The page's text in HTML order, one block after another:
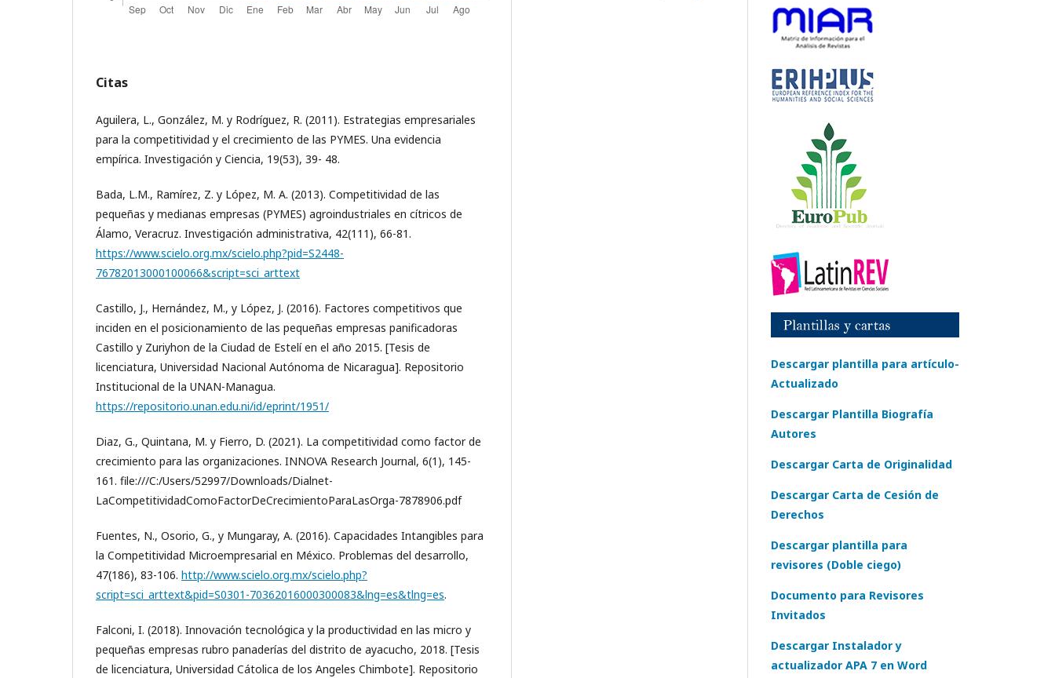
Citas
Aguilera, L., González, M. y Rodríguez, R. (2011). Estrategias empresariales
para la competitividad y el crecimiento de las PYMES. Una evidencia
empírica. Investigación y Ciencia, 19(53), 39- 48.
Bada, L.M., Ramírez, Z. y López, M. A. (2013). Competitividad de las
pequeñas y medianas empresas (PYMES) agroindustriales en cítricos de
Álamo, Veracruz. Investigación administrativa, 42(111), 66-81.
https://www.scielo.org.mx/scielo.php?pid=S2448-
76782013000100066&script=sci_arttext
Castillo, J., Hernández, M., y López, J. (2016). Factores competitivos que
inciden en el posicionamiento de las pequeñas empresas panificadoras
Castillo y Zuriyhon de la Ciudad de Estelí en el año 2015. [Tesis de
licenciatura, Universidad Nacional Autónoma de Nicaragua]. Repositorio
Institucional de la UNAN-Managua.
https://repositorio.unan.edu.ni/id/eprint/1951/
Diaz, G., Quintana, M. y Fierro, D. (2021). La competitividad como factor de
crecimiento para las organizaciones. INNOVA Research Journal, 6(1), 145-
161. file:///C:/Users/52997/Downloads/Dialnet-
LaCompetitividadComoFactorDeCrecimientoParaLasOrga-7878906.pdf
Fuentes, N., Osorio, G., y Mungaray, A. (2016). Capacidades Intangibles para
la Competitividad Microempresarial en México. Problemas del desarrollo,
47(186), 83-106. http://www.scielo.org.mx/scielo.php?
script=sci_arttext&pid=S0301-70362016000300083&lng=es&tlng=es.
Falconi, I. (2018). Innovación tecnológica y la productividad en las micro y
pequeñas empresas rubro panaderías del distrito de ayacucho, 2018. [Tesis
de licenciatura, Universidad Cátolica de los Angeles Chimbote]. Repositorio
Descargar plantilla para artículo-
Actualizado
Descargar Plantilla Biografía
Autores
Descargar Carta de Originalidad
Descargar Carta de Cesión de
Derechos
Descargar plantilla para
revisores (Doble ciego)
Documento para Revisores
Invitados
Descargar Instalador y
actualizador APA 7 en Word